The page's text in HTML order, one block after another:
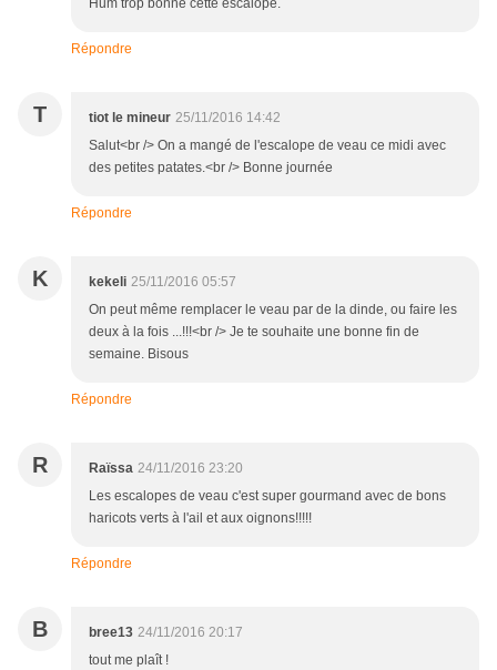
Hum trop bonne cette escalope.
Répondre
T tiot le mineur 25/11/2016 14:42
Salut<br /> On a mangé de l'escalope de veau ce midi avec
des petites patates.<br /> Bonne journée
Répondre
K kekeli 25/11/2016 05:57
On peut même remplacer le veau par de la dinde, ou faire les
deux à la fois ...!!!<br /> Je te souhaite une bonne fin de
semaine. Bisous
Répondre
R Raïssa 24/11/2016 23:20
Les escalopes de veau c'est super gourmand avec de bons
haricots verts à l'ail et aux oignons!!!!!
Répondre
B bree13 24/11/2016 20:17
tout me plaît !